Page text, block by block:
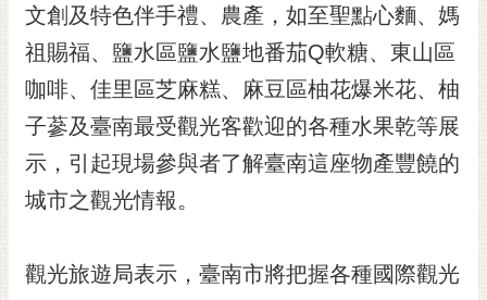
文創及特色伴手禮、農產，如至聖點心麵、媽
祖賜福、鹽水區鹽水鹽地番茄Q軟糖、東山區
咖啡、佳里區芝麻糕、麻豆區柚花爆米花、柚
子蔘及臺南最受觀光客歡迎的各種水果乾等展
示，引起現場參與者了解臺南這座物產豐饒的
城市之觀光情報。
觀光旅遊局表示，臺南市將把握各種國際觀光